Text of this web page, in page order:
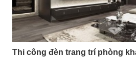
Thi công đèn trang trí phòng